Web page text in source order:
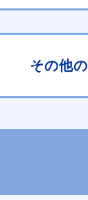
その他の